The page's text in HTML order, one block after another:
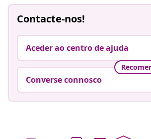
Contacte-nos!
Aceder ao centro de ajuda
Converse connosco